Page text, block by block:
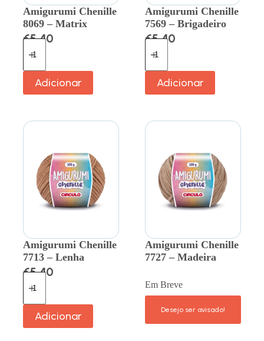
Amigurumi Chenille
8069 – Matrix
€5.40
Adicionar
Amigurumi Chenille
7569 – Brigadeiro
€5.40
Adicionar
Amigurumi Chenille
7713 – Lenha
€5.40
Adicionar
Amigurumi Chenille
7727 – Madeira
Em Breve